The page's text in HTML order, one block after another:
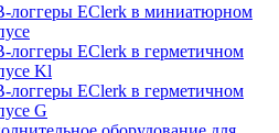
логгеры EClerk в миниатюрном
логгеры EClerk в герметичном
Kl
логгеры EClerk в герметичном
G